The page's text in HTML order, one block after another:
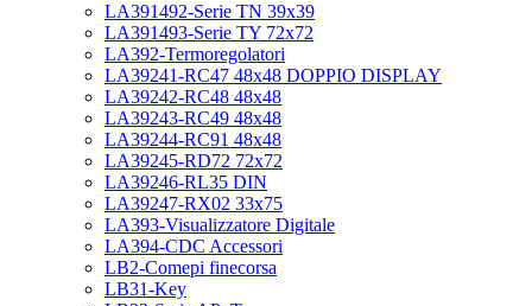
LA391492-Serie TN 39x39
LA391493-Serie TY 72x72
LA392-Termoregolatori
LA39241-RC47 48x48 DOPPIO DISPLAY
LA39242-RC48 48x48
LA39243-RC49 48x48
LA39244-RC91 48x48
LA39245-RD72 72x72
LA39246-RL35 DIN
LA39247-RX02 33x75
LA393-Visualizzatore Digitale
LA394-CDC Accessori
LB2-Comepi finecorsa
LB31-Key